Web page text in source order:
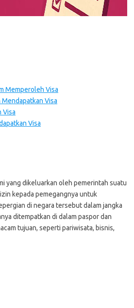
Memperoleh Visa
Mendapatkan Visa
Visa
Visa
yang dikeluarkan oleh pemerintah suatu
kepada pemegangnya untuk
di negara tersebut dalam jangka
ditempatkan di dalam paspor dan
tujuan, seperti pariwisata, bisnis,